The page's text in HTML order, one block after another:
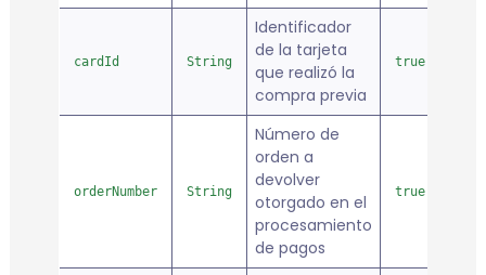
cardId String
Identificador
de la tarjeta
que realizó la
compra previa
true
orderNumber String
Número de
orden a
devolver
otorgado en el
procesamiento
de pagos
true